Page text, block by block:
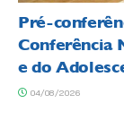
Pré-
Conferência
e do
04/08/2026